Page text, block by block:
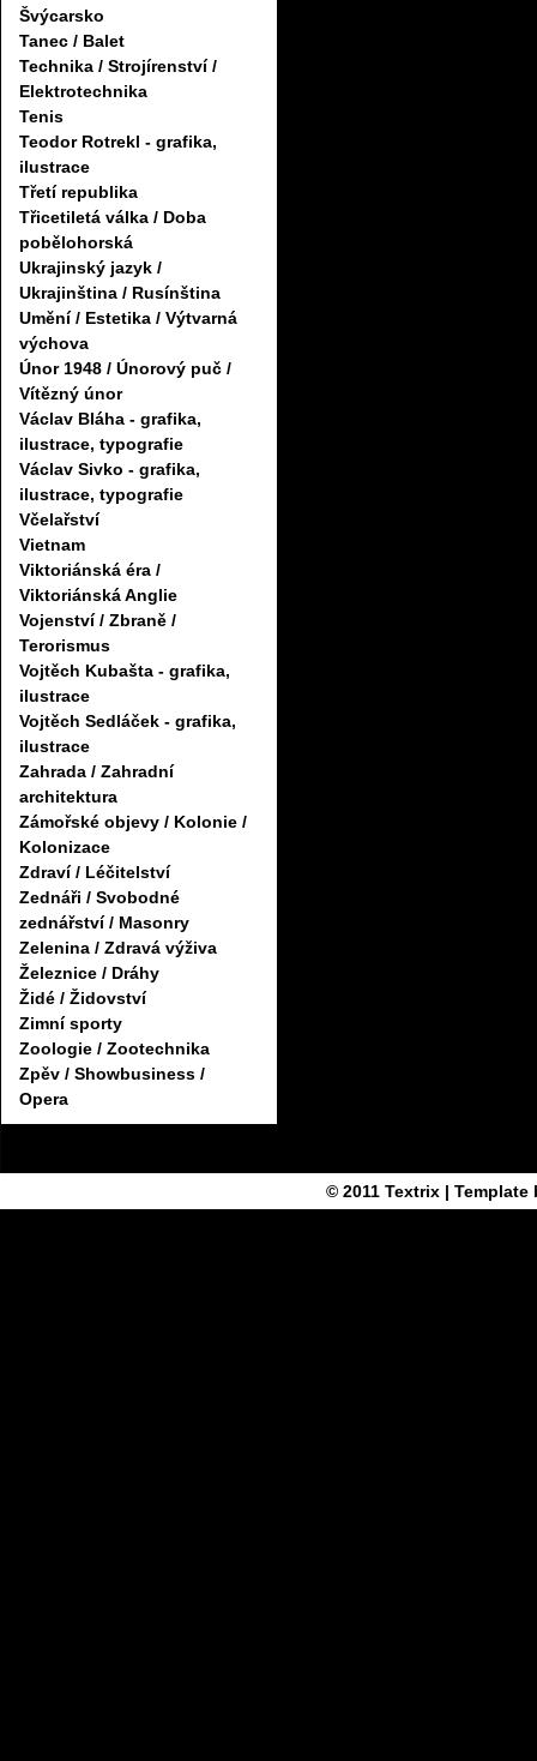
Švýcarsko
Tanec / Balet
Technika / Strojírenství /
Elektrotechnika
Tenis
Teodor Rotrekl - grafika,
ilustrace
Třetí republika
Třicetiletá válka / Doba
pobělohorská
Ukrajinský jazyk /
Ukrajinština / Rusínština
Umění / Estetika / Výtvarná
výchova
Únor 1948 / Únorový puč /
Vítězný únor
Václav Bláha - grafika,
ilustrace, typografie
Václav Sivko - grafika,
ilustrace, typografie
Včelařství
Vietnam
Viktoriánská éra /
Viktoriánská Anglie
Vojenství / Zbraně /
Terorismus
Vojtěch Kubašta - grafika,
ilustrace
Vojtěch Sedláček - grafika,
ilustrace
Zahrada / Zahradní
architektura
Zámořské objevy / Kolonie /
Kolonizace
Zdraví / Léčitelství
Zednáři / Svobodné
zednářství / Masonry
Zelenina / Zdravá výživa
Železnice / Dráhy
Židé / Židovství
Zimní sporty
Zoologie / Zootechnika
Zpěv / Showbusiness /
Opera
© 2011 Textrix| Template